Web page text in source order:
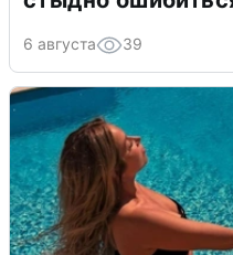
6 августа 39